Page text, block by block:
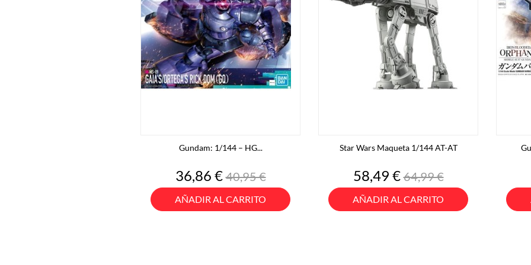
Gundam: 1/144 – HG...
Precio
36,86 €Precio
base
40,95 €
AÑADIR AL CARRITO
Star Wars Maqueta 1/144 AT-AT
Precio
58,49 €Precio
base
64,99 €
AÑADIR AL CARRITO